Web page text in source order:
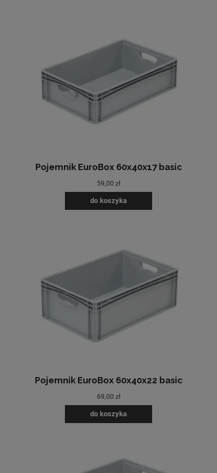
Pojemnik EuroBox 60x40x17 basic
59,00 zł
do koszyka
Pojemnik EuroBox 60x40x22 basic
69,00 zł
do koszyka